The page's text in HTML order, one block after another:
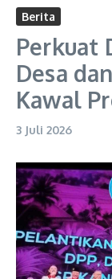
Berita
Perkuat
Desa
Kawal
3 Juli 2026